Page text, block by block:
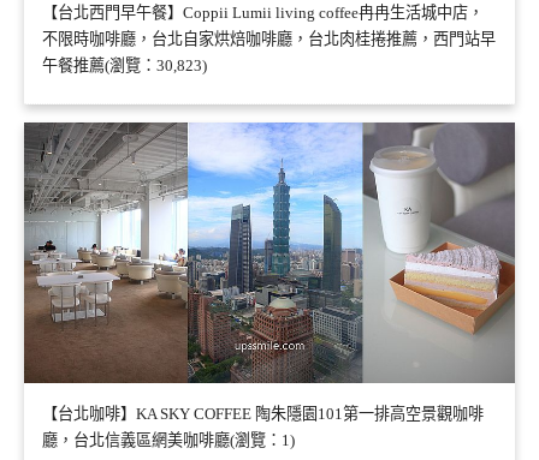
【台北西門早午餐】Coppii Lumii living coffee冉冉生活城中店，
不限時咖啡廳，台北自家烘焙咖啡廳，台北肉桂捲推薦，西門站早
午餐推薦(瀏覽：30,823)
【台北咖啡】KA SKY COFFEE 陶朱隱園101第一排高空景觀咖啡
廳，台北信義區網美咖啡廳(瀏覽：1)